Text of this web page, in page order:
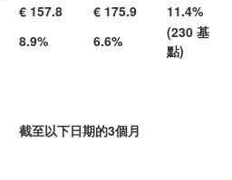
€ 157.8 € 175.9
11.4%
8.9% 6.6%
(230 基
點)
截至以下日期的3個月